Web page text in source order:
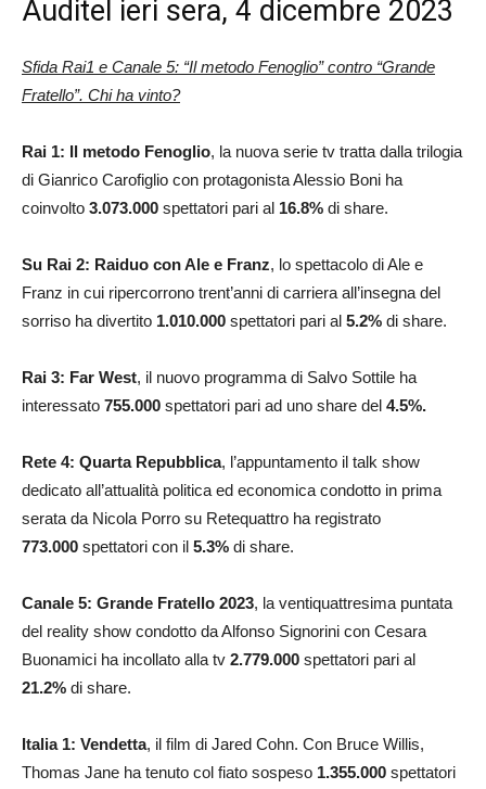
Auditel ieri sera, 4 dicembre 2023
Sfida Rai1 e Canale 5: “Il metodo Fenoglio” contro “Grande
Fratello”. Chi ha vinto?
Rai 1: Il metodo Fenoglio, la nuova serie tv tratta dalla trilogia
di Gianrico Carofiglio con protagonista Alessio Boni ha
coinvolto 3.073.000 spettatori pari al 16.8% di share.
Su Rai 2: Raiduo con Ale e Franz, lo spettacolo di Ale e
Franz in cui ripercorrono trent’anni di carriera all’insegna del
sorriso ha divertito 1.010.000 spettatori pari al 5.2% di share.
Rai 3: Far West, il nuovo programma di Salvo Sottile ha
interessato 755.000 spettatori pari ad uno share del 4.5%.
Rete 4: Quarta Repubblica, l’appuntamento il talk show
dedicato all’attualità politica ed economica condotto in prima
serata da Nicola Porro su Retequattro ha registrato
773.000 spettatori con il 5.3% di share.
Canale 5: Grande Fratello 2023, la ventiquattresima puntata
del reality show condotto da Alfonso Signorini con Cesara
Buonamici ha incollato alla tv 2.779.000 spettatori pari al
21.2% di share.
Italia 1: Vendetta, il film di Jared Cohn. Con Bruce Willis,
Thomas Jane ha tenuto col fiato sospeso 1.355.000 spettatori